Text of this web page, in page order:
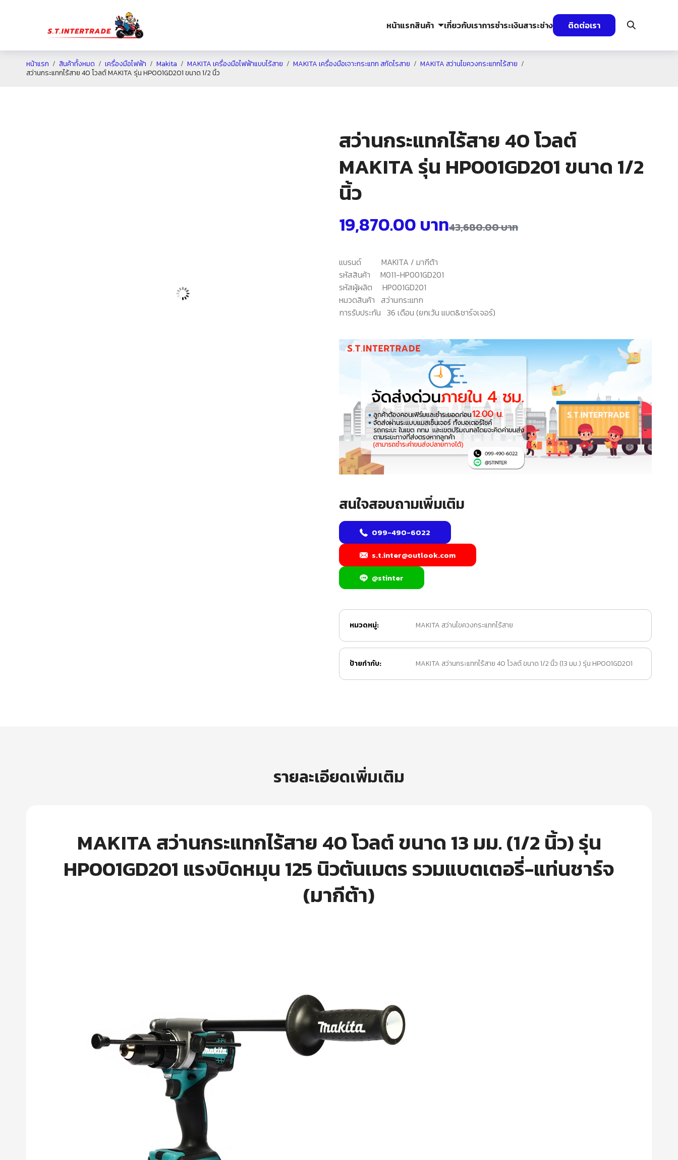
หน้าแรกสินค้า เกี่ยวกับเราการชำระเงินสาระช่าง ติดต่อเรา
หน้าแรก สินค้าทั้งหมด เครื่องมือไฟฟ้า Makita MAKITA เครื่องมือไฟฟ้าแบบไร้สาย MAKITA เครื่องมือเจาะกระแทก สกัดไรสาย
MAKITA สว่านไขควงกระแทกไร้สาย
สว่านกระแทกไร้สาย 40 โวลต์ MAKITA รุ่น HP001GD201 ขนาด 1/2 นิ้ว
สว่านกระแทกไร้สาย 40 โวลต์
MAKITA รุ่น HP001GD201 ขนาด 1/2
นิ้ว
43,680.00บาท
19,870.00 บาท
แบรนด์ MAKITA / มากีต้า
รหัสสินค้า M011-HP001GD201
รหัสผู้ผลิต HP001GD201
หมวดสินค้า สว่านกระแทก
การรับประกัน 36 เดือน (ยกเว้น แบต&ชาร์จเจอร์)
สนใจสอบถามเพิ่มเติม
099-490-6022
s.t.inter@outlook.com
@stinter
หมวดหมู่: MAKITA สว่านไขควงกระแทกไร้สาย
ป้ายกำกับ: MAKITA สว่านกระแทกไร้สาย 40 โวลต์ ขนาด 1/2 นิ้ว (13 มม.) รุ่น HP001GD201
รายละเอียดเพิ่มเติม
MAKITA สว่านกระแทกไร้สาย 40 โวลต์ ขนาด 13 มม. (1/2 นิ้ว) รุ่น
HP001GD201 แรงบิดหมุน 125 นิวตันเมตร รวมแบตเตอรี่-แท่นชาร์จ
(มากีต้า)